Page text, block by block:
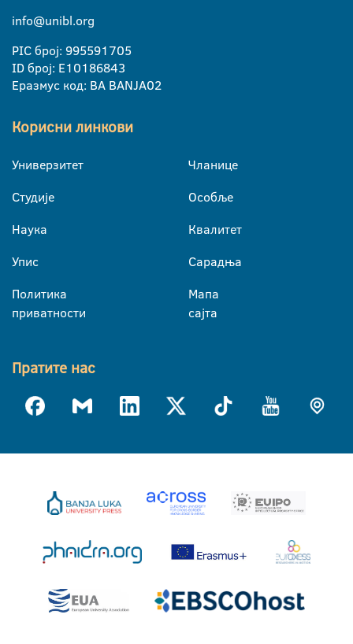
info@unibl.org
PIC број: 995591705
ID број: E10186843
Еразмус код: BA BANJA02
Корисни линкови
Универзитет
Студије
Наука
Упис
Политика
приватности
Чланице
Особље
Квалитет
Сарадња
Мапа
сајта
Пратите нас